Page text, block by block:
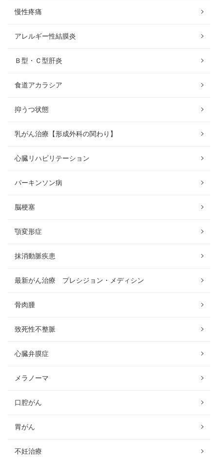
慢性疼痛
アレルギー性結膜炎
Ｂ型・Ｃ型肝炎
食道アカラシア
抑うつ状態
乳がん治療【形成外科の関わり】
心臓リハビリテーション
パーキンソン病
脳梗塞
顎変形症
抹消動脈疾患
最新がん治療 プレシジョン・メディシン
骨肉腫
致死性不整脈
心臓弁膜症
メラノーマ
口腔がん
胃がん
不妊治療